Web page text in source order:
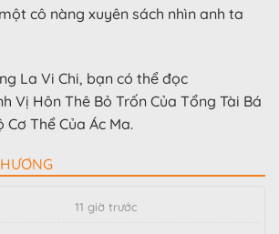
cô nàng xuyên sách nhìn anh ta
La Vi Chi, bạn có thể đọc
Vị Hôn Thê Bỏ Trốn Của Tổng Tài Bá
Thể Của Ác Ma.
11 giờ trước